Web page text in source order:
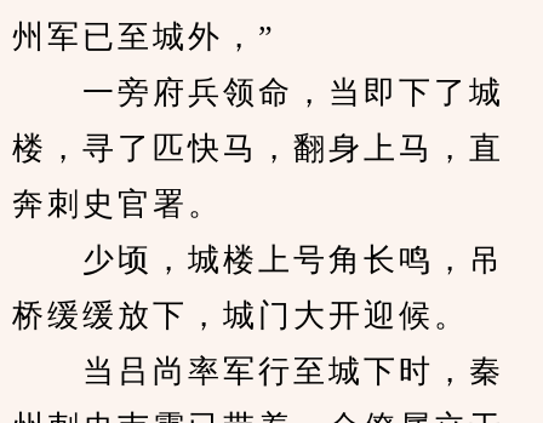
州军已至城外，”
一旁府兵领命，当即下了城
楼，寻了匹快马，翻身上马，直
奔刺史官署。
少顷，城楼上号角长鸣，吊
桥缓缓放下，城门大开迎候。
当吕尚率军行至城下时，秦